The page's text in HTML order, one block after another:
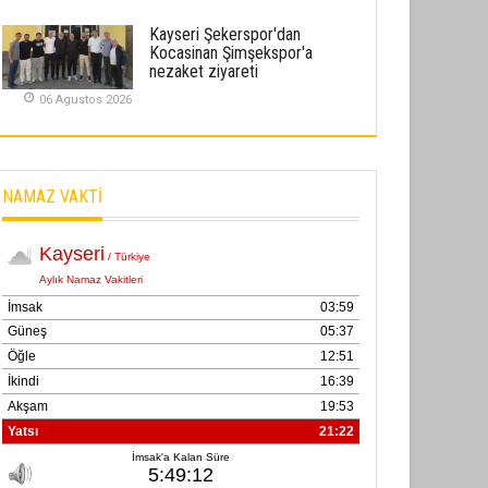
SABAHATTİN SÜRMEN
Kayserispor, Rizespor’la Nihayet 3
01 Mayis 2026
Kayseri Şekerspor'dan
Kocasinan Şimşekspor'a
nezaket ziyareti
06 Agustos 2026
NAMAZ VAKTİ